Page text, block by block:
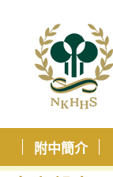
附中簡介